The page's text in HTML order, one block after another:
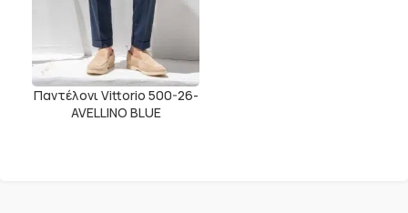
Παντέλονι Vittorio 500-26-
AVELLINO BLUE